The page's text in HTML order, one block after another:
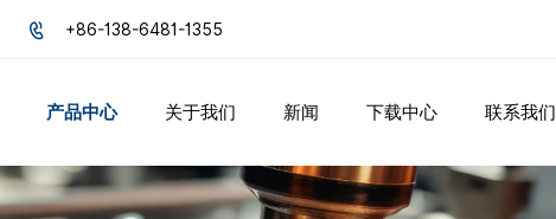
+86-138-6481-1355
产品中心 关于我们 新闻 下载中心 联系我们